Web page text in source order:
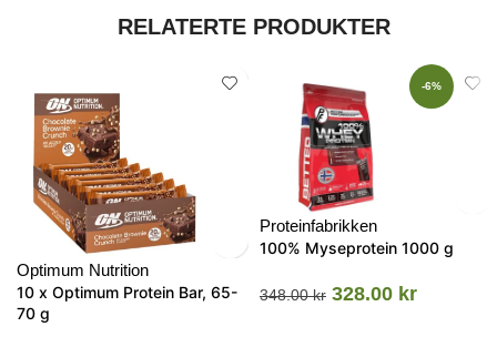
RELATERTE PRODUKTER
Optimum Nutrition
10 x Optimum Protein Bar, 65-
70 g
-6%
Proteinfabrikken
100% Myseprotein 1000 g
348.00kr 328.00 kr